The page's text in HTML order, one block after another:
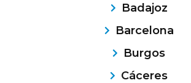
Badajoz
Barcelona
Burgos
Cáceres